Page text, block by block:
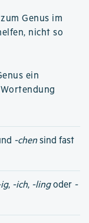
Genus im
nicht so
ein
-chen sind fast
, -ich, -lingoder -